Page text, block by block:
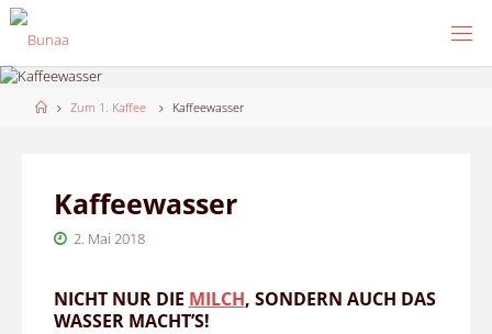
Skip
to
HomeZum 1. Kaffee Kaffeewasser
Kaffeewasser
2. Mai 2018
NICHT NUR DIE MILCH, SONDERN AUCH DAS
WASSER MACHT’S!